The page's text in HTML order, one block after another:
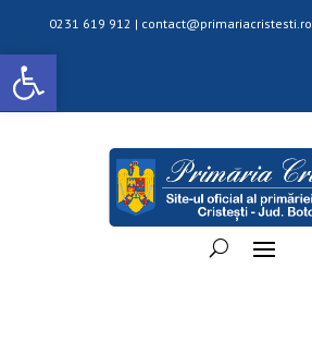
Deschide bara de unelte
0231 619 912 | contact@primariacristesti.ro